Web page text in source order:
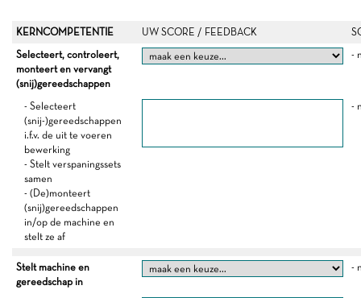
KERNCOMPETENTIE UW SCORE / FEEDBACK
Selecteert, controleert,
monteert en vervangt
(snij)gereedschappen
-
- Selecteert
(snij-)gereedschappen
i.f.v. de uit te voeren
bewerking
- Stelt verspaningssets
samen
- (De)monteert
(snij)gereedschappen
in/op de machine en
stelt ze af
-
Stelt machine en
gereedschap in
-